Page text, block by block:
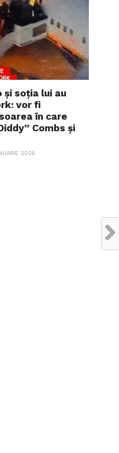
și soția lui au
vor fi
în care
Combs și
2026